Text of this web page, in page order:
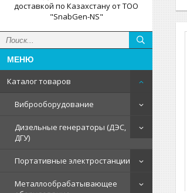
доставкой по Казахстану от ТОО
"SnabGen-NS"
Каталог товаров
Виброоборудование
Дизельные генераторы (ДЭС,
ДГУ)
Портативные электростанции
Металлообрабатывающее